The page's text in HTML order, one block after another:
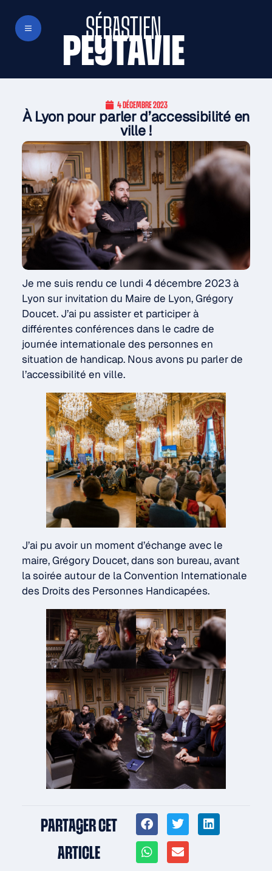
SÉBASTIEN
PEYTAVIE
4 DÉCEMBRE 2023
À Lyon pour parler d’accessibilité en
ville !
Je me suis rendu ce lundi 4 décembre 2023 à
Lyon sur invitation du Maire de Lyon, Grégory
Doucet. J’ai pu assister et participer à
différentes conférences dans le cadre de
journée internationale des personnes en
situation de handicap. Nous avons pu parler de
l’accessibilité en ville.
J’ai pu avoir un moment d’échange avec le
maire, Grégory Doucet, dans son bureau, avant
la soirée autour de la Convention Internationale
des Droits des Personnes Handicapées.
PARTAGER CET
ARTICLE